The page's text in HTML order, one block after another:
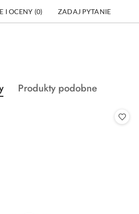
I OCENY (0) ZADAJ PYTANIE
Produkty
Produkty podobne